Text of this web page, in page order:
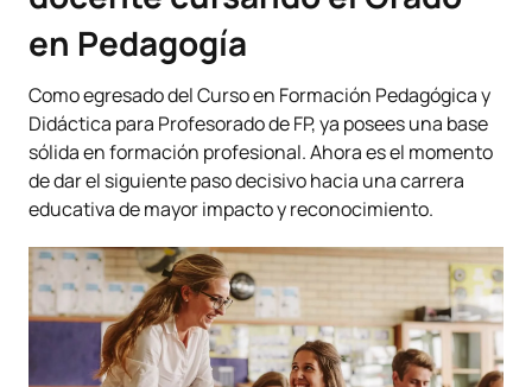
en Pedagogía
Como egresado del Curso en Formación Pedagógica y
Didáctica para Profesorado de FP, ya posees una base
sólida en formación profesional. Ahora es el momento
de dar el siguiente paso decisivo hacia una carrera
educativa de mayor impacto y reconocimiento.